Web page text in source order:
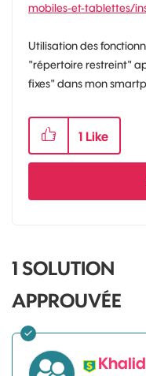
mobiles-et-tablettes/
Utilisation des
"répertoire restreint"
fixes" dans mon
1 Like
1 SOLUTION
APPROUVÉE